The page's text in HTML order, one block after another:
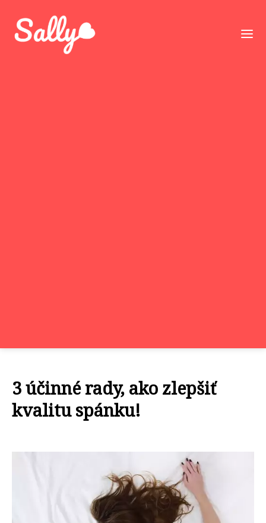
3 účinné rady, ako zlepšiť
kvalitu spánku!